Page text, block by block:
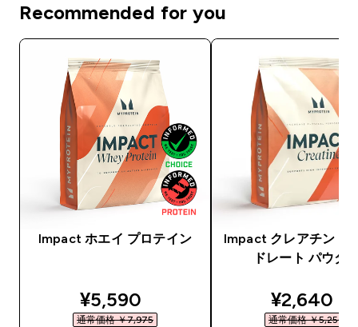
Recommended for you
Impact ホエイ プロテイン
discounted price
¥5,590‎
通常価格 ￥7,975‎
Impact クレアチン モ
ドレート パウダ
¥2,640‎
通常価格 ￥5,250‎